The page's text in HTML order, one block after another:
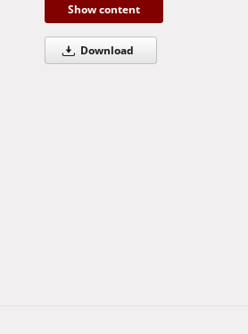
Show content
Download